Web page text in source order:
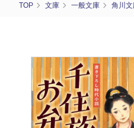
TOP 文庫 一般文庫 角川